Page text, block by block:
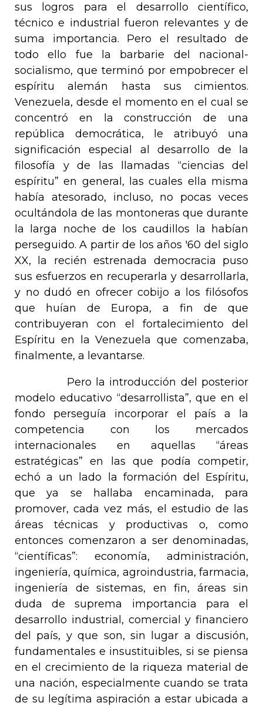
sus logros para el desarrollo científico,
técnico e industrial fueron relevantes y de
suma importancia. Pero el resultado de
todo ello fue la barbarie del nacional-
socialismo, que terminó por empobrecer el
espíritu alemán hasta sus cimientos.
Venezuela, desde el momento en el cual se
concentró en la construcción de una
república democrática, le atribuyó una
significación especial al desarrollo de la
filosofía y de las llamadas “ciencias del
espíritu” en general, las cuales ella misma
había atesorado, incluso, no pocas veces
ocultándola de las montoneras que durante
la larga noche de los caudillos la habían
perseguido. A partir de los años '60 del siglo
XX, la recién estrenada democracia puso
sus esfuerzos en recuperarla y desarrollarla,
y no dudó en ofrecer cobijo a los filósofos
que huían de Europa, a fin de que
contribuyeran con el fortalecimiento del
Espíritu en la Venezuela que comenzaba,
finalmente, a levantarse.
Pero la introducción del posterior
modelo educativo “desarrollista”, que en el
fondo perseguía incorporar el país a la
competencia con los mercados
internacionales en aquellas “áreas
estratégicas” en las que podía competir,
echó a un lado la formación del Espíritu,
que ya se hallaba encaminada, para
promover, cada vez más, el estudio de las
áreas técnicas y productivas o, como
entonces comenzaron a ser denominadas,
“científicas”: economía, administración,
ingeniería, química, agroindustria, farmacia,
ingeniería de sistemas, en fin, áreas sin
duda de suprema importancia para el
desarrollo industrial, comercial y financiero
del país, y que son, sin lugar a discusión,
fundamentales e insustituibles, si se piensa
en el crecimiento de la riqueza material de
una nación, especialmente cuando se trata
de su legítima aspiración a estar ubicada a